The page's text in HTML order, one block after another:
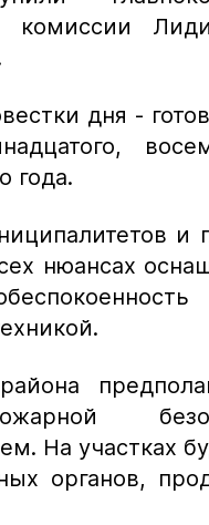
комиссии
дня -
года.
и
нюансах
На участках
органов,